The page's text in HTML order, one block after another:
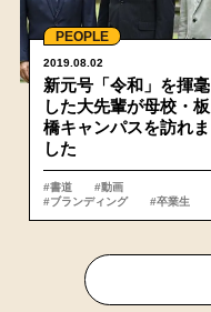
PEOPLE
2019.08.02
新元号「令和」を揮毫
した大先輩が母校・板
橋キャンパスを訪れま
した
#書道
#動画
#ブランディング
#卒業生